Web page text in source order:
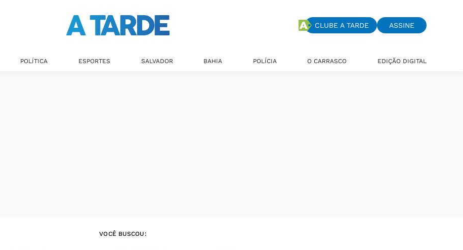
CLUBE A TARDE ASSINE
POLÍTICA ESPORTES SALVADOR BAHIA POLÍCIA O CARRASCO EDIÇÃO DIGITAL
VOCÊ BUSCOU: